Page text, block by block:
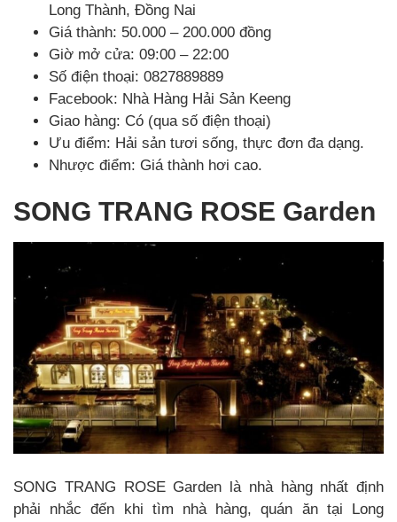
Long Thành, Đồng Nai
Giá thành: 50.000 – 200.000 đồng
Giờ mở cửa: 09:00 – 22:00
Số điện thoại: 0827889889
Facebook: Nhà Hàng Hải Sản Keeng
Giao hàng: Có (qua số điện thoại)
Ưu điểm: Hải sản tươi sống, thực đơn đa dạng.
Nhược điểm: Giá thành hơi cao.
SONG TRANG ROSE Garden
SONG TRANG ROSE Garden là nhà hàng nhất định
phải nhắc đến khi tìm nhà hàng, quán ăn tại Long